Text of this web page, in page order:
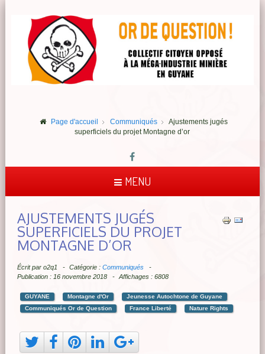
Page d'accueil Communiqués
Ajustements jugés
superficiels du projet Montagne d’or
MENU
AJUSTEMENTS JUGÉS
SUPERFICIELS DU PROJET
MONTAGNE D’OR
Écrit par o2q1 Catégorie : Communiqués
Publication : 16 novembre 2018
Affichages : 6808
GUYANE Montagne d'Or
Jeunesse Autochtone de Guyane
Communiqués Or de Question
France Liberté Nature Rights